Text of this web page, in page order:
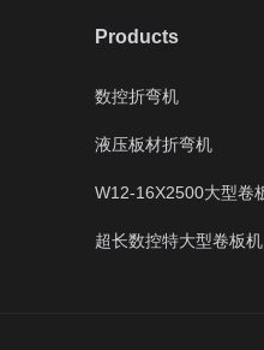
Products
数控折弯机
液压板材折弯机
W12-16X2500大型卷
超长数控特大型卷板机